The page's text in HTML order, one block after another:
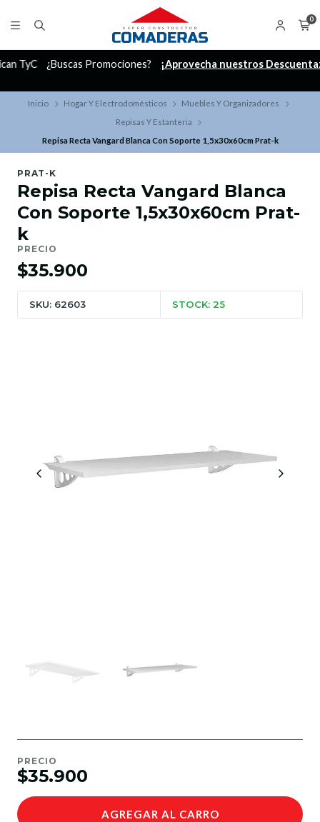
0
¿Buscas Promociones? ¡Aprovecha nuestros Descuentazos!
Inicio Hogar Y Electrodomésticos
Muebles Y Organizadores
Repisas Y Estanteria
Repisa Recta Vangard Blanca Con Soporte 1,5x30x60cm Prat-k
PRAT-K
Repisa Recta Vangard Blanca
Con Soporte 1,5x30x60cm Prat-
k
PRECIO
$35.900
SKU: 62603 STOCK: 25
PRECIO
$35.900
AGREGAR AL CARRO